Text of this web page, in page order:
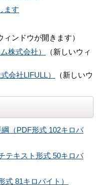
ます
ィンドウが開きます）
株式会社）
（新しいウィ
会社LIFULL）
（新しいウ
（PDF形式 102キロバ
テキスト形式 50キロバ
式 81キロバイト）